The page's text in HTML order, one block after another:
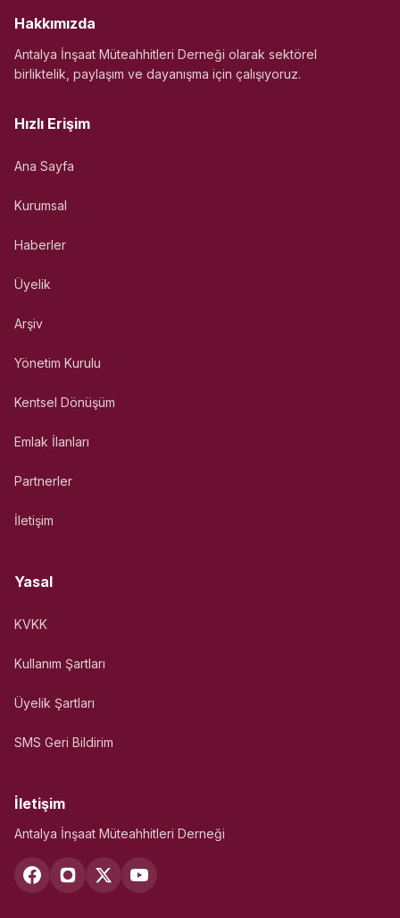
Hakkımızda
Antalya İnşaat Müteahhitleri Derneği olarak sektörel
birliktelik, paylaşım ve dayanışma için çalışıyoruz.
Hızlı Erişim
Ana Sayfa
Kurumsal
Haberler
Üyelik
Arşiv
Yönetim Kurulu
Kentsel Dönüşüm
Emlak İlanları
Partnerler
İletişim
Yasal
KVKK
Kullanım Şartları
Üyelik Şartları
SMS Geri Bildirim
İletişim
Antalya İnşaat Müteahhitleri Derneği